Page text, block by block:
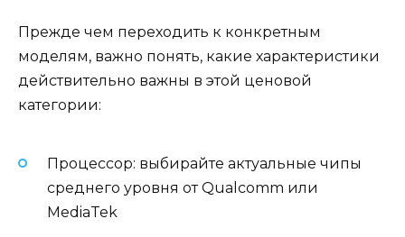
Прежде чем переходить к конкретным
моделям, важно понять, какие характеристики
действительно важны в этой ценовой
категории:
Процессор: выбирайте актуальные чипы
среднего уровня от Qualcomm или
MediaTek